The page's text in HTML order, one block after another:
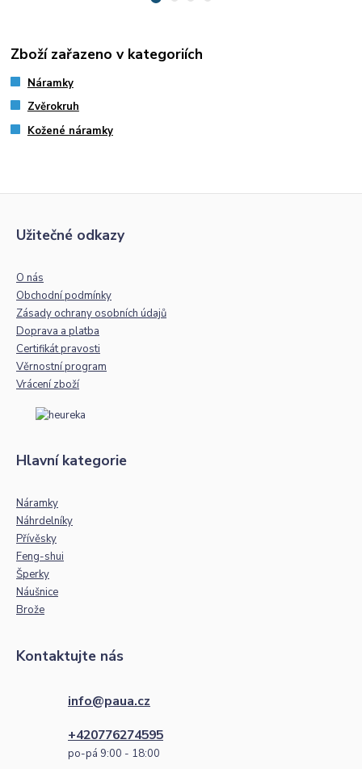
Zboží zařazeno v kategoriích
Náramky
Zvěrokruh
Kožené náramky
Užitečné odkazy
O nás
Obchodní podmínky
Zásady ochrany osobních údajů
Doprava a platba
Certifikát pravosti
Věrnostní program
Vrácení zboží
Hlavní kategorie
Náramky
Náhrdelníky
Přívěsky
Feng-shui
Šperky
Náušnice
Brože
Kontaktujte nás
info@paua.cz
+420776274595
po-pá 9:00 - 18:00